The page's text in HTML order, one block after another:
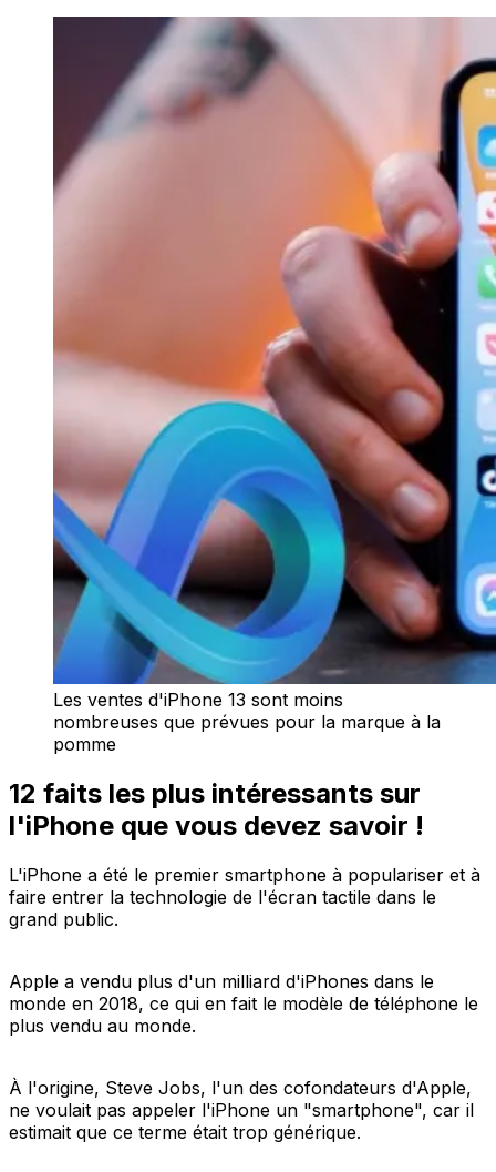
Les ventes d'iPhone 13 sont moins
nombreuses que prévues pour la marque à la
pomme
12 faits les plus intéressants sur
l'iPhone que vous devez savoir !
L'iPhone a été le premier smartphone à populariser et à
faire entrer la technologie de l'écran tactile dans le
grand public.
Apple a vendu plus d'un milliard d'iPhones dans le
monde en 2018, ce qui en fait le modèle de téléphone le
plus vendu au monde.
À l'origine, Steve Jobs, l'un des cofondateurs d'Apple,
ne voulait pas appeler l'iPhone un "smartphone", car il
estimait que ce terme était trop générique.